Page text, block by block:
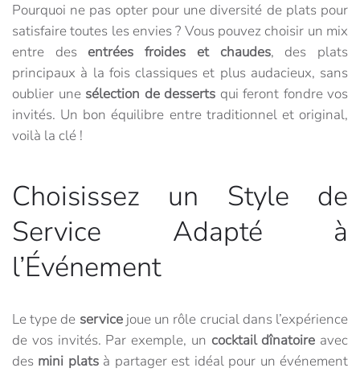
Pourquoi ne pas opter pour une diversité de plats pour
satisfaire toutes les envies ? Vous pouvez choisir un mix
entre des entrées froides et chaudes, des plats
principaux à la fois classiques et plus audacieux, sans
oublier une sélection de desserts qui feront fondre vos
invités. Un bon équilibre entre traditionnel et original,
voilà la clé !
Choisissez un Style de
Service Adapté à
l’Événement
Le type de servicejoue un rôle crucial dans l’expérience
de vos invités. Par exemple, un cocktail dînatoire avec
des mini platsà partager est idéal pour un événement